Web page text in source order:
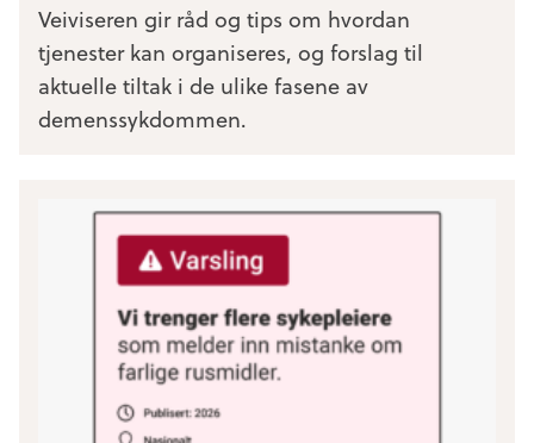
Veiviseren gir råd og tips om hvordan
tjenester kan organiseres, og forslag til
aktuelle tiltak i de ulike fasene av
demenssykdommen.